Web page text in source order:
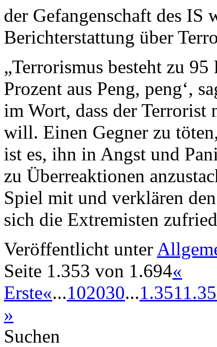
der Gefangenschaft des IS
Berichterstattung über
„Terrorismus besteht zu
Prozent aus Peng, peng‘,
im Wort, dass der Terrorist
will. Einen Gegner zu
ist es, ihn in Angst und
zu Überreaktionen
Spiel mit und verklären
sich die Extremisten
Veröffentlicht unter
Seite 1.353 von 1.694«
Erste«...102030...1.351
»
Suchen